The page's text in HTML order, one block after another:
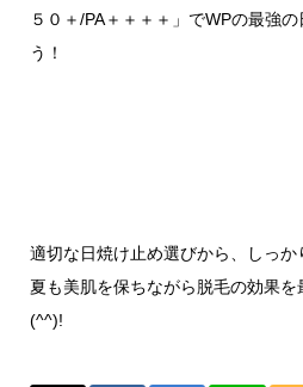
５０＋/PA＋＋＋＋」でWPの最強の
う！
適切な日焼け止め選びから、しっ
夏も美肌を保ちながら脱毛の効果
(^^)!